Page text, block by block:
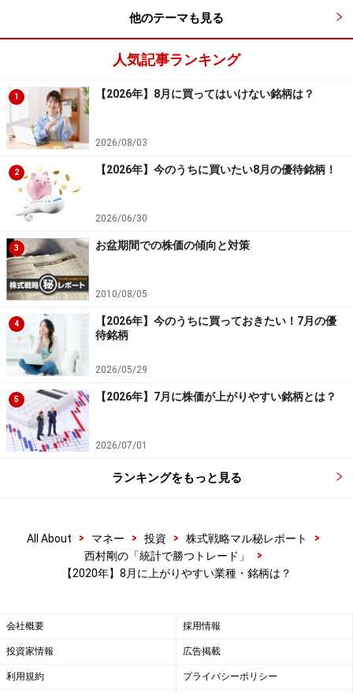
システムトレードの達人
勝率： 55.00 ％
勝ち数： 22 回
負け数： 18 回
引き分け数： 2 回
合計損益（率）： 26.34 ％ 平均損益（率）：
0.63 ％
合計利益（率）： 67.75 ％ 平均利益（率）：
3.08 ％
合計損失（率）： -41.40 ％ 平均損失（率）：
-2.30 ％
プロフィット・ファクター（合計利益÷合計損
失）： 1.636
平均保持日数： 27.24 日
以上が、冷え込みがちな8月相場でも特に上昇傾向が強
れも勝率が50％を超えており、平均損益はプラスになっ
ています。従って「空運・建設・ガス」の3業種は、8月
には上がりやすい傾向があると判断できるでしょう。
今回の検証でご紹介した3つの業種は、8月相場に上がり
やすい傾向にありました。では、これらの業種の中でも
特に上昇傾向が強かった銘柄はどれでしょうか？ 最後
は、8月相場で成績が好調だった個別銘柄をご紹介しま
他のテーマも見る
人気記事ランキング
1 【2026年】8月に買ってはいけない銘柄は？
2026/08/03
2 【2026年】今のうちに買いたい8月の優待銘柄！
2026/06/30
3 お盆期間での株価の傾向と対策
2010/08/05
4
【2026年】今のうちに買っておきたい！7月の優
待銘柄
2026/05/29
5 【2026年】7月に株価が上がりやすい銘柄とは？
2026/07/01
ランキングをもっと見る
All About > マネー > 投資 > 株式戦略マル秘レポート
>
西村剛の「統計で勝つトレード」
>
【2020年】8月に上がりやすい業種・銘柄は？
会社概要 採用情報
投資家情報 広告掲載
利用規約 プライバシーポリシー